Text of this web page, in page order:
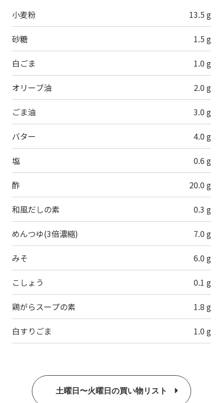
小麦粉 13.5 g
砂糖 1.5 g
白ごま 1.0 g
オリーブ油 2.0 g
ごま油 3.0 g
バター 4.0 g
塩 0.6 g
酢 20.0 g
和風だしの素 0.3 g
めんつゆ(3倍濃縮) 7.0 g
みそ 6.0 g
こしょう 0.1 g
鶏がらスープの素 1.8 g
白すりごま 1.0 g
土曜日〜火曜日の買い物リスト